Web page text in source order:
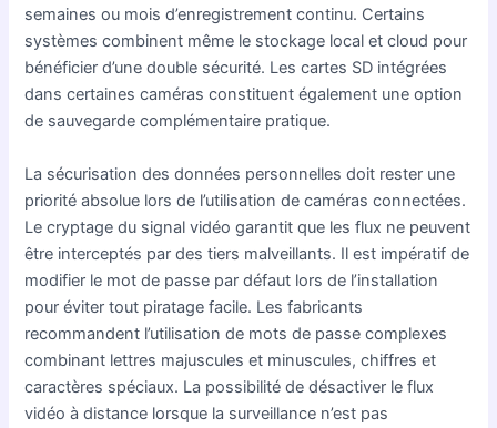
semaines ou mois d’enregistrement continu. Certains
systèmes combinent même le stockage local et cloud pour
bénéficier d’une double sécurité. Les cartes SD intégrées
dans certaines caméras constituent également une option
de sauvegarde complémentaire pratique.
La sécurisation des données personnelles doit rester une
priorité absolue lors de l’utilisation de caméras connectées.
Le cryptage du signal vidéo garantit que les flux ne peuvent
être interceptés par des tiers malveillants. Il est impératif de
modifier le mot de passe par défaut lors de l’installation
pour éviter tout piratage facile. Les fabricants
recommandent l’utilisation de mots de passe complexes
combinant lettres majuscules et minuscules, chiffres et
caractères spéciaux. La possibilité de désactiver le flux
vidéo à distance lorsque la surveillance n’est pas